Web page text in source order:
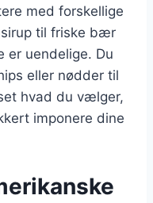
med forskellige
til friske bær
er uendelige. Du
eller nødder til
hvad du vælger,
imponere dine